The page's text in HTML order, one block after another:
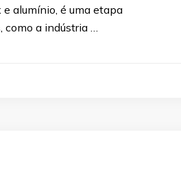
alumínio, é uma etapa
como a indústria …